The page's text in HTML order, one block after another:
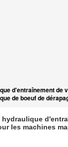
d'entraînement de
de boeuf de
les machines